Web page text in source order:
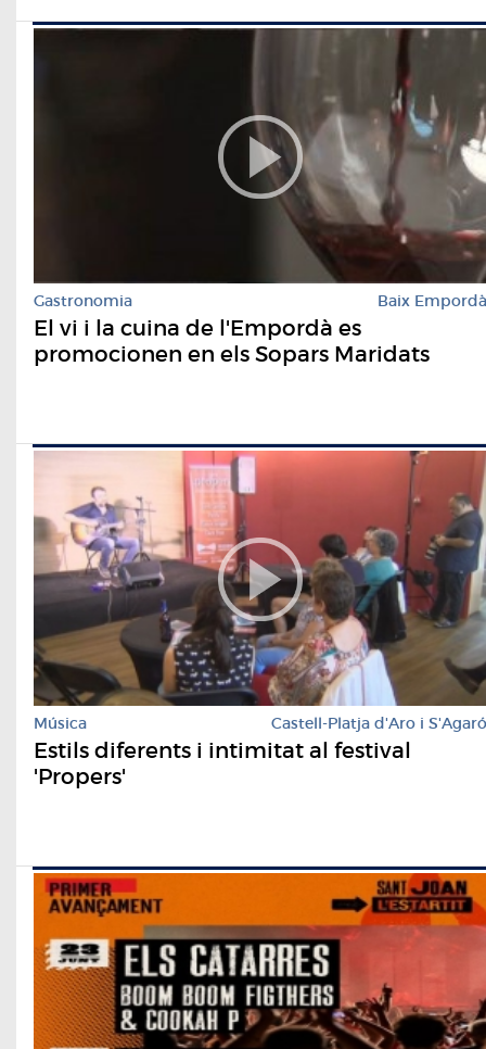
Gastronomia Baix Empordà
El vi i la cuina de l'Empordà es
promocionen en els Sopars Maridats
Música Castell-Platja d'Aro i S'Agaró
Estils diferents i intimitat al festival
'Propers'